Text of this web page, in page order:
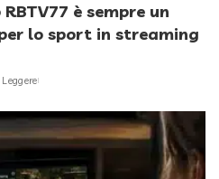
è sempre un
lo sport in streaming